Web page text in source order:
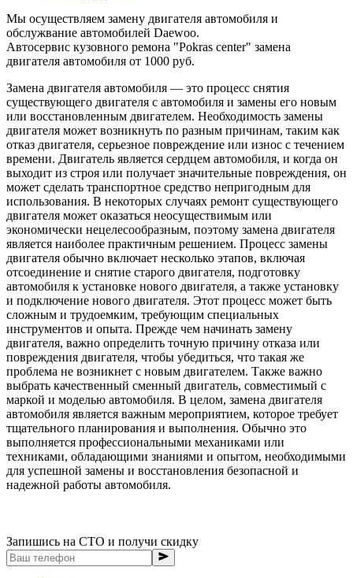
Мы осуществляем замену двигателя автомобиля и
обслужвание автомобилей Daewoo.
Автосервис кузовного ремона "Pokras center" замена
двигателя автомобиля от 1000 руб.
Замена двигателя автомобиля — это процесс снятия
существующего двигателя с автомобиля и замены его новым
или восстановленным двигателем. Необходимость замены
двигателя может возникнуть по разным причинам, таким как
отказ двигателя, серьезное повреждение или износ с течением
времени. Двигатель является сердцем автомобиля, и когда он
выходит из строя или получает значительные повреждения, он
может сделать транспортное средство непригодным для
использования. В некоторых случаях ремонт существующего
двигателя может оказаться неосуществимым или
экономически нецелесообразным, поэтому замена двигателя
является наиболее практичным решением. Процесс замены
двигателя обычно включает несколько этапов, включая
отсоединение и снятие старого двигателя, подготовку
автомобиля к установке нового двигателя, а также установку
и подключение нового двигателя. Этот процесс может быть
сложным и трудоемким, требующим специальных
инструментов и опыта. Прежде чем начинать замену
двигателя, важно определить точную причину отказа или
повреждения двигателя, чтобы убедиться, что такая же
проблема не возникнет с новым двигателем. Также важно
выбрать качественный сменный двигатель, совместимый с
маркой и моделью автомобиля. В целом, замена двигателя
автомобиля является важным мероприятием, которое требует
тщательного планирования и выполнения. Обычно это
выполняется профессиональными механиками или
техниками, обладающими знаниями и опытом, необходимыми
для успешной замены и восстановления безопасной и
надежной работы автомобиля.
Запишись на СТО и получи скидку